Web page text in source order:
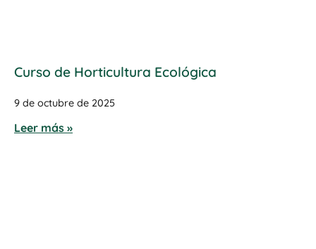
Curso de Horticultura Ecológica
9 de octubre de 2025
Leer más »